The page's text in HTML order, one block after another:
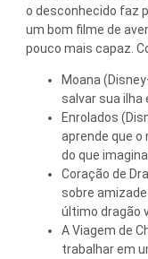
o desconhecido faz
um bom filme de
pouco mais capaz.
Moana
salvar sua ilha
Enrolados
aprende que o
do que
Coração de
sobre
último dragão
A Viagem de
trabalhar em